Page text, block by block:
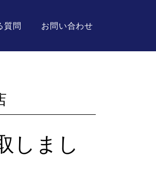
質問 お問い合わせ
しまし